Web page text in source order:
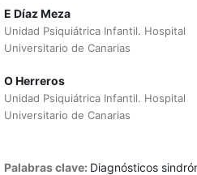
E Díaz Meza
Unidad Psiquiátrica Infantil. Hospital
Universitario de Canarias
O Herreros
Unidad Psiquiátrica Infantil. Hospital
Universitario de Canarias
Palabras clave: Diagnósticos